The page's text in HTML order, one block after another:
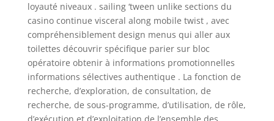
loyauté niveaux . sailing ‘tween unlike sections du
casino continue visceral along mobile twist , avec
compréhensiblement design menus qui aller aux
toilettes découvrir spécifique parier sur bloc
opératoire obtenir à informations promotionnelles
informations sélectives authentique . La fonction de
recherche, d’exploration, de consultation, de
recherche, de sous-programme, d’utilisation, de rôle,